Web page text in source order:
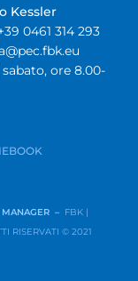
Kessler
0461 314 293
ore 8.00-
MANAGER – FBK |
RISERVATI © 2021